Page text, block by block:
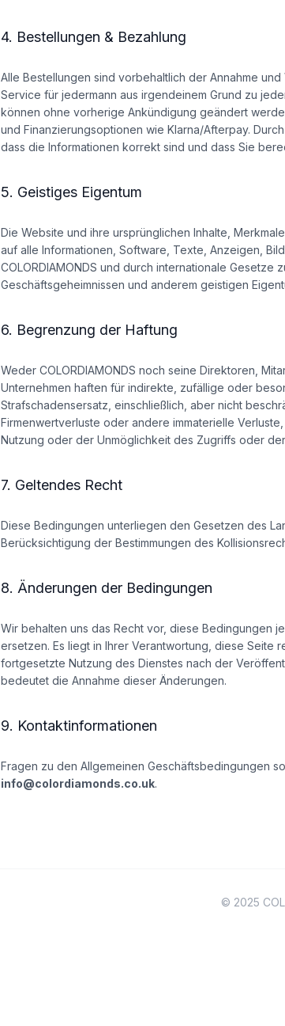
4. Bestellungen & Bezahlung
Alle Bestellungen sind vorbehaltlich der Annahme
Service für jedermann aus irgendeinem Grund zu
können ohne vorherige Ankündigung geändert
und Finanzierungsoptionen wie Klarna/Afterpay.
dass die Informationen korrekt sind und dass Sie
5. Geistiges Eigentum
Die Website und ihre ursprünglichen Inhalte,
auf alle Informationen, Software, Texte, Anzeigen,
COLORDIAMONDS und durch internationale Gesetze
Geschäftsgeheimnissen und anderem geistigen
6. Begrenzung der Haftung
Weder COLORDIAMONDS noch seine Direktoren,
Unternehmen haften für indirekte, zufällige oder
Strafschadensersatz, einschließlich, aber nicht
Firmenwertverluste oder andere immaterielle
Nutzung oder der Unmöglichkeit des Zugriffs oder
7. Geltendes Recht
Diese Bedingungen unterliegen den Gesetzen des
Berücksichtigung der Bestimmungen des
8. Änderungen der Bedingungen
Wir behalten uns das Recht vor, diese Bedingungen
ersetzen. Es liegt in Ihrer Verantwortung, diese Seite
fortgesetzte Nutzung des Dienstes nach der
bedeutet die Annahme dieser Änderungen.
9. Kontaktinformationen
Fragen zu den Allgemeinen Geschäftsbedingungen
info@colordiamonds.co.uk.
© 2025